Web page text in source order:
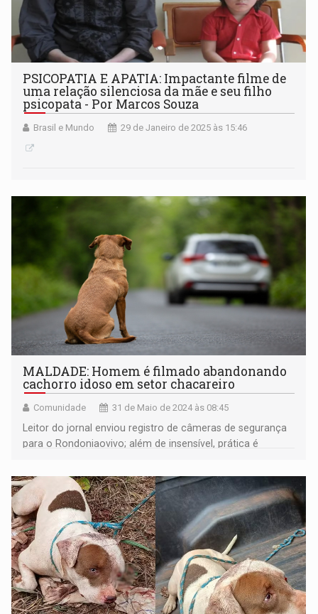
PSICOPATIA E APATIA: Impactante filme de
uma relação silenciosa da mãe e seu filho
psicopata - Por Marcos Souza
Brasil e Mundo 29 de Janeiro de 2025 às 15:46
MALDADE: Homem é filmado abandonando
cachorro idoso em setor chacareiro
Comunidade 31 de Maio de 2024 às 08:45
Leitor do jornal enviou registro de câmeras de segurança
para o Rondoniaovivo; além de insensível, prática é